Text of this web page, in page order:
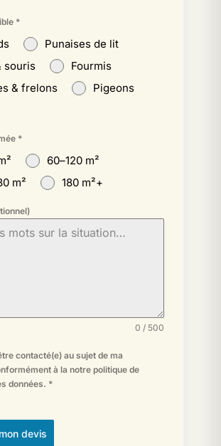
*
Punaises de lit
souris
Fourmis
& frelons
Pigeons
*
60–120 m²
m²
180 m²+
0 / 500
contacté(e) au sujet de ma
à la notre politique de
données. *
devis